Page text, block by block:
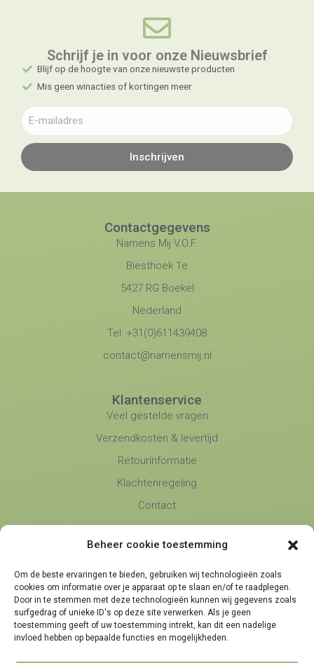
Beheer cookie toestemming
Om de beste ervaringen te bieden, gebruiken wij technologieën zoals
cookies om informatie over je apparaat op te slaan en/of te raadplegen.
Door in te stemmen met deze technologieën kunnen wij gegevens zoals
surfgedrag of unieke ID's op deze site verwerken. Als je geen
toestemming geeft of uw toestemming intrekt, kan dit een nadelige
invloed hebben op bepaalde functies en mogelijkheden.
Schrijf je in voor onze Nieuwsbrief​
Blijf op de hoogte van onze nieuwste producten
Mis geen winacties of kortingen meer
Inschrijven
Contactgegevens
Namens Mij V.O.F.
Biesthoek 1e
5427 RG Boekel
Nederland
Tel: +31(0)611439408
contact@namensmij.nl
Klantenservice
Veel gestelde vragen
Verzendkosten & levertijd
Retourinformatie
Klachtenregeling
Contact
Namens Mij
Blog
Algemene voorwaarden
Privacybeleid